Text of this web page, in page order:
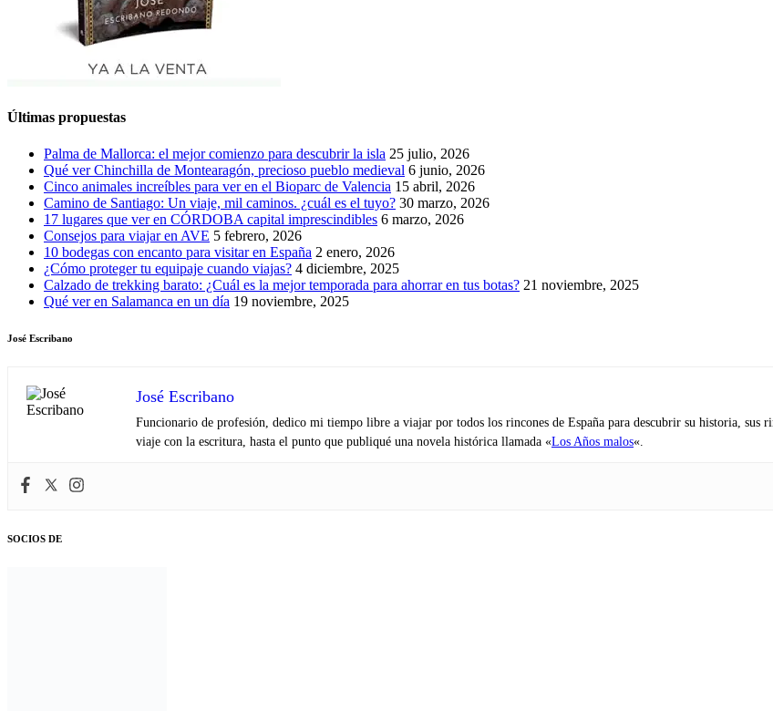
Últimas propuestas
Palma de Mallorca: el mejor comienzo para descubrir la isla 25 julio, 2026
Qué ver Chinchilla de Montearagón, precioso pueblo medieval 6 junio, 2026
Cinco animales increíbles para ver en el Bioparc de Valencia 15 abril, 2026
Camino de Santiago: Un viaje, mil caminos. ¿cuál es el tuyo? 30 marzo, 2026
17 lugares que ver en CÓRDOBA capital imprescindibles 6 marzo, 2026
Consejos para viajar en AVE 5 febrero, 2026
10 bodegas con encanto para visitar en España 2 enero, 2026
¿Cómo proteger tu equipaje cuando viajas? 4 diciembre, 2025
Calzado de trekking barato: ¿Cuál es la mejor temporada para ahorrar en tus botas? 21 noviembre, 2025
Qué ver en Salamanca en un día 19 noviembre, 2025
José Escribano
José Escribano
Funcionario de profesión, dedico mi tiempo libre a viajar por todos los rincones de España para descubrir su historia, sus
viaje con la escritura, hasta el punto que publiqué una novela histórica llamada «Los Años malos«.
SOCIOS DE